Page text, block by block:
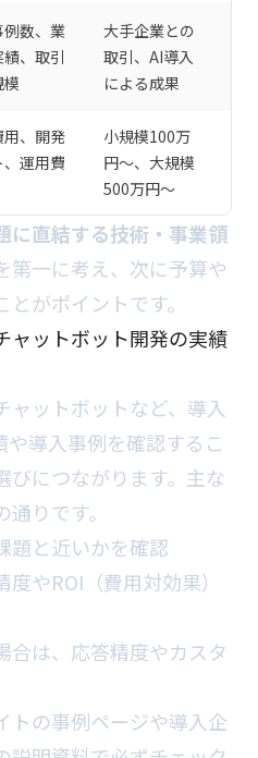
例数、業
、取引
大手企業との
取引、AI導入
による成果
、開発
、運用費
小規模100万
円～、大規模
500万円～
に直結する技術・事業領
第一に考え、次に予算や
がポイントです。
ャットボット開発の実績
ャットボットなど、導入
や導入事例を確認するこ
びにつながります。主な
りです。
題と近いかを確認
やROI（費用対効果）
合は、応答精度やカスタ
トの事例ページや導入企